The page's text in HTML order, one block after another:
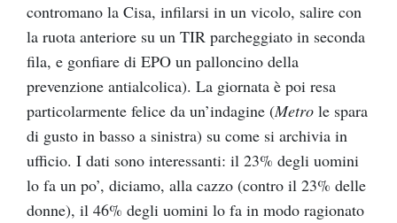
contromano la Cisa, infilarsi in un vicolo, salire con
la ruota anteriore su un TIR parcheggiato in seconda
fila, e gonfiare di EPO un palloncino della
prevenzione antialcolica). La giornata è poi resa
particolarmente felice da un’indagine (Metro le spara
di gusto in basso a sinistra) su come si archivia in
ufficio. I dati sono interessanti: il 23% degli uomini
lo fa un po’, diciamo, alla cazzo (contro il 23% delle
donne), il 46% degli uomini lo fa in modo ragionato